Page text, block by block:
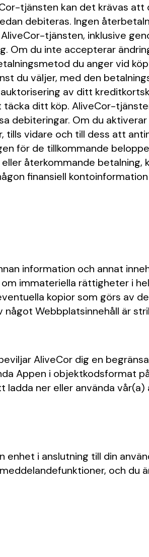
tjänsten kan det krävas
debiteras. Ingen
tjänsten, inklusive
Om du inte accepterar
du anger vid
du väljer, med den
av ditt
ditt köp. AliveCor-
debiteringar. Om du
vidare och till dess att
för de tillkommande
återkommande
finansiell
information och annat
immateriella rättigheter i
kopior som görs av
Webbplatsinnehåll är
AliveCor dig en
Appen i objektkodsformat
ner eller använda
i anslutning till din
och du